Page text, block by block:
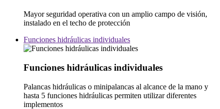
Mayor seguridad operativa con un amplio campo de visión,
instalado en el techo de protección
Funciones hidráulicas individuales
Funciones hidráulicas individuales
Palancas hidráulicas o minipalancas al alcance de la mano y
hasta 5 funciones hidráulicas permiten utilizar diferentes
implementos